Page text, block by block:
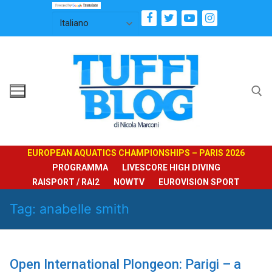
contenuto
EUROPEAN AQUATICS CHAMPIONSHIPS – PARIS 2026
PROGRAMMA
LIVESCORE HIGH DIVING
RAISPORT / RAI2
NOWTV EUROVISION SPORT
Tag: anabelle smith
Open International Plongeon: Parigi – a